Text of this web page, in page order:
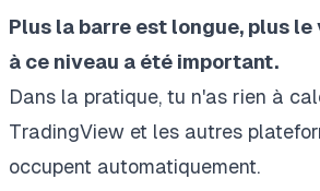
Plus la barre est longue, plus
à ce niveau a été important.
Dans la pratique, tu n'as rien à
TradingView et les autres
occupent automatiquement.